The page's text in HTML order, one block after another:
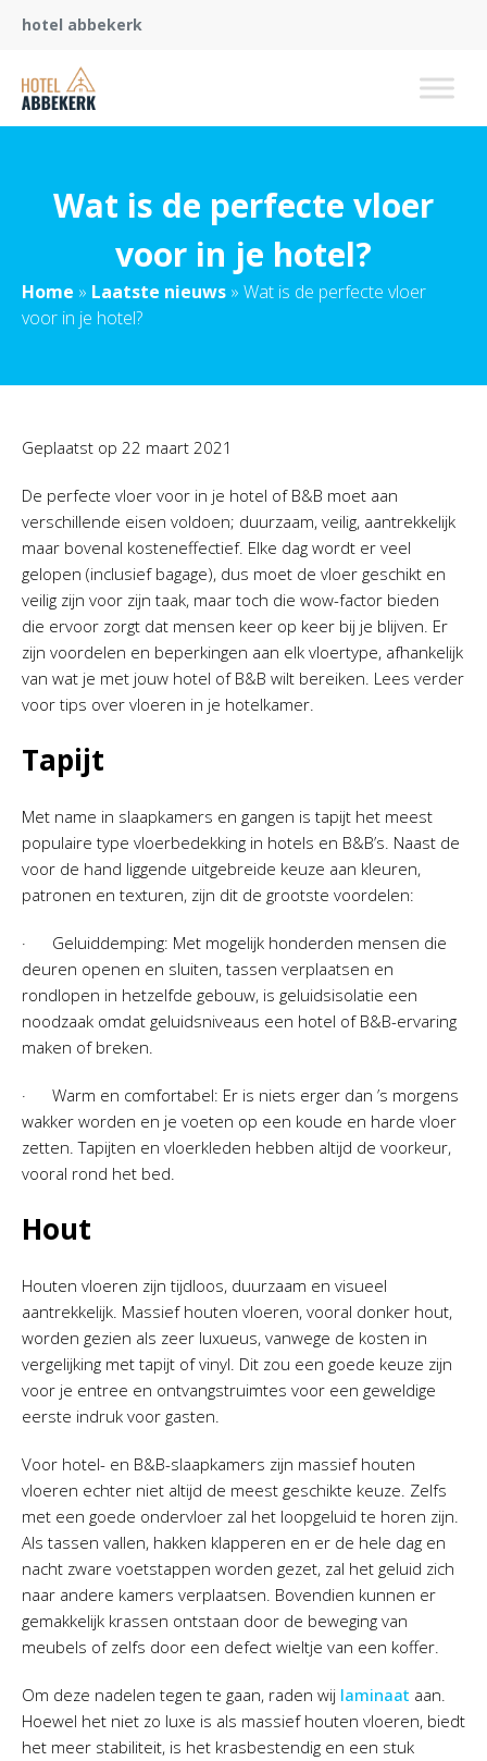
hotel abbekerk
Wat is de perfecte vloer
voor in je hotel?
Home » Laatste nieuws » Wat is de perfecte vloer
voor in je hotel?
Geplaatst op 22 maart 2021
De perfecte vloer voor in je hotel of B&B moet aan
verschillende eisen voldoen; duurzaam, veilig, aantrekkelijk
maar bovenal kosteneffectief. Elke dag wordt er veel
gelopen (inclusief bagage), dus moet de vloer geschikt en
veilig zijn voor zijn taak, maar toch die wow-factor bieden
die ervoor zorgt dat mensen keer op keer bij je blijven. Er
zijn voordelen en beperkingen aan elk vloertype, afhankelijk
van wat je met jouw hotel of B&B wilt bereiken. Lees verder
voor tips over vloeren in je hotelkamer.
Tapijt
Met name in slaapkamers en gangen is tapijt het meest
populaire type vloerbedekking in hotels en B&B’s. Naast de
voor de hand liggende uitgebreide keuze aan kleuren,
patronen en texturen, zijn dit de grootste voordelen:
· Geluiddemping: Met mogelijk honderden mensen die
deuren openen en sluiten, tassen verplaatsen en
rondlopen in hetzelfde gebouw, is geluidsisolatie een
noodzaak omdat geluidsniveaus een hotel of B&B-ervaring
maken of breken.
· Warm en comfortabel: Er is niets erger dan ’s morgens
wakker worden en je voeten op een koude en harde vloer
zetten. Tapijten en vloerkleden hebben altijd de voorkeur,
vooral rond het bed.
Hout
Houten vloeren zijn tijdloos, duurzaam en visueel
aantrekkelijk. Massief houten vloeren, vooral donker hout,
worden gezien als zeer luxueus, vanwege de kosten in
vergelijking met tapijt of vinyl. Dit zou een goede keuze zijn
voor je entree en ontvangstruimtes voor een geweldige
eerste indruk voor gasten.
Voor hotel- en B&B-slaapkamers zijn massief houten
vloeren echter niet altijd de meest geschikte keuze. Zelfs
met een goede ondervloer zal het loopgeluid te horen zijn.
Als tassen vallen, hakken klapperen en er de hele dag en
nacht zware voetstappen worden gezet, zal het geluid zich
naar andere kamers verplaatsen. Bovendien kunnen er
gemakkelijk krassen ontstaan door de beweging van
meubels of zelfs door een defect wieltje van een koffer.
Om deze nadelen tegen te gaan, raden wij laminaat aan.
Hoewel het niet zo luxe is als massief houten vloeren, biedt
het meer stabiliteit, is het krasbestendig en een stuk